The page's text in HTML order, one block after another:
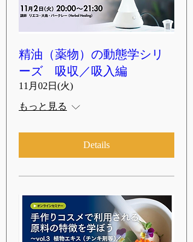
精油（薬物）の動態学シリ
ーズ 吸収／吸入編
11月02日(火)
もっと見る
Details